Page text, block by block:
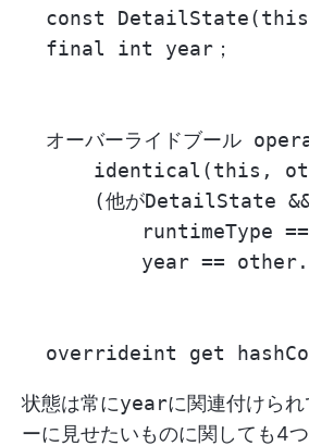
const
  final int year；
オーバーライドブール
identical(this,
(他がDetailState &&
runtimeType
year ==
状態は常にyearに関連付けら
ーに見せたいものに関しても4